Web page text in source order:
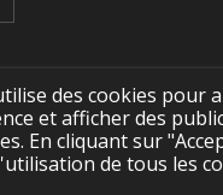
des cookies pour
et afficher des
En cliquant sur
de tous les
F
a
c
I
n
s
Y
o
u
T
i
k
CGV